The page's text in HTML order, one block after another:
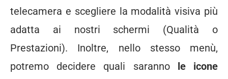
telecamera e scegliere la modalità visiva più
adatta ai nostri schermi (Qualità o
Prestazioni). Inoltre, nello stesso menù,
potremo decidere quali saranno le icone